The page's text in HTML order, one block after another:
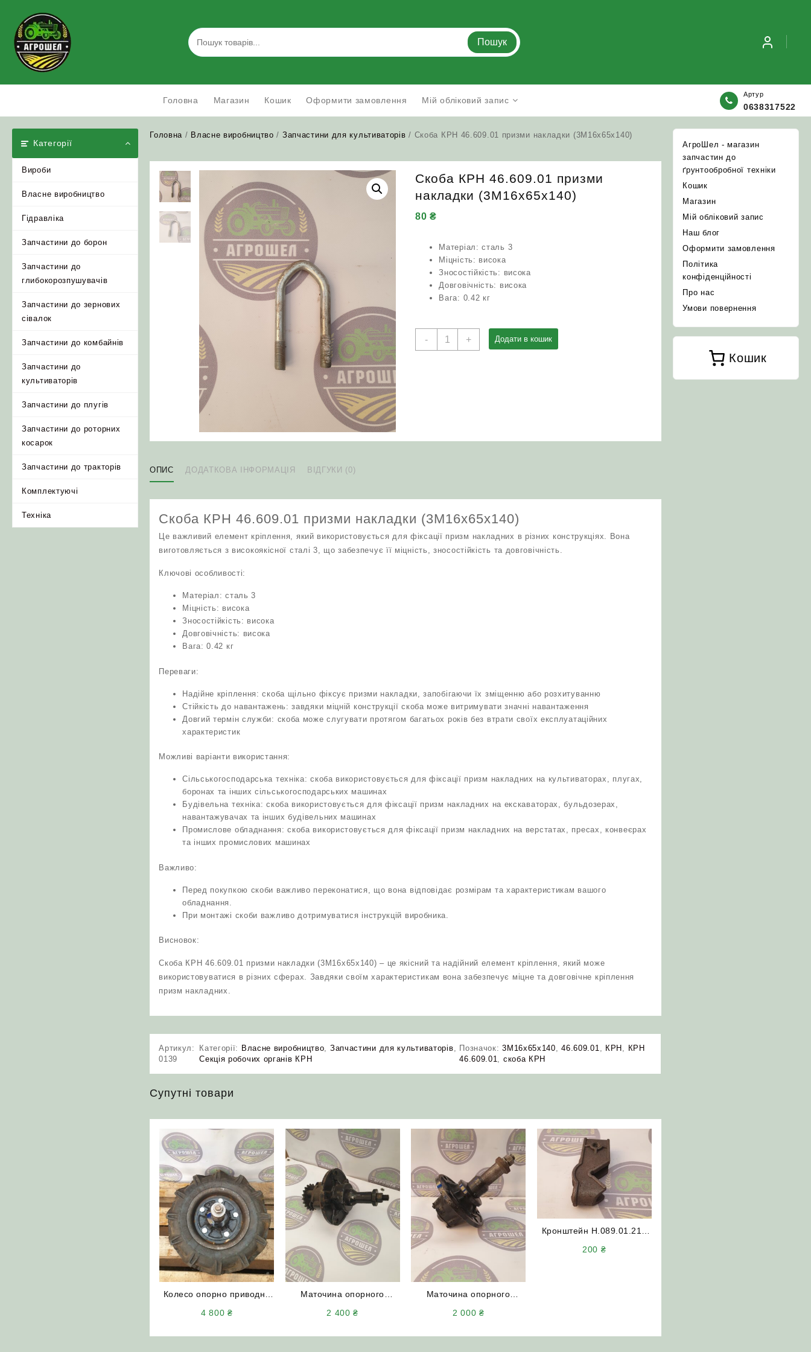
content
Пошук
Головна Магазин Кошик Оформити замовлення Мій обліковий запис
Артур
0638317522
Категорії
Вироби
Власне виробництво
Гідравліка
Запчастини до борон
Запчастини до
глибокорозпушувачів
Запчастини до зернових
сівалок
Запчастини до комбайнів
Запчастини до
культиваторів
Запчастини до плугів
Запчастини до роторних
косарок
Запчастини до тракторів
Комплектуючі
Техніка
Головна / Власне виробництво / Запчастини для культиваторів / Скоба КРН 46.609.01 призми накладки (3М16х65х140)
Скоба КРН 46.609.01 призми
накладки (3М16х65х140)
80₴
Матеріал: сталь 3
Міцність: висока
Зносостійкість: висока
Довговічність: висока
Вага: 0.42 кг
-
Скоба
+ Додати в кошик
ОПИС ДОДАТКОВА ІНФОРМАЦІЯ ВІДГУКИ (0)
Скоба КРН 46.609.01 призми накладки (3М16х65х140)
Це важливий елемент кріплення, який використовується для фіксації призм накладних в різних конструкціях. Вона
виготовляється з високоякісної сталі 3, що забезпечує її міцність, зносостійкість та довговічність.
Ключові особливості:
Матеріал: сталь 3
Міцність: висока
Зносостійкість: висока
Довговічність: висока
Вага: 0.42 кг
Переваги:
Надійне кріплення: скоба щільно фіксує призми накладки, запобігаючи їх зміщенню або розхитуванню
Стійкість до навантажень: завдяки міцній конструкції скоба може витримувати значні навантаження
Довгий термін служби: скоба може слугувати протягом багатьох років без втрати своїх експлуатаційних
характеристик
Можливі варіанти використання:
Сільськогосподарська техніка: скоба використовується для фіксації призм накладних на культиваторах, плугах,
боронах та інших сільськогосподарських машинах
Будівельна техніка: скоба використовується для фіксації призм накладних на екскаваторах, бульдозерах,
навантажувачах та інших будівельних машинах
Промислове обладнання: скоба використовується для фіксації призм накладних на верстатах, пресах, конвеєрах
та інших промислових машинах
Важливо:
Перед покупкою скоби важливо переконатися, що вона відповідає розмірам та характеристикам вашого
обладнання.
При монтажі скоби важливо дотримуватися інструкцій виробника.
Висновок:
Скоба КРН 46.609.01 призми накладки (3М16х65х140) – це якісний та надійний елемент кріплення, який може
використовуватися в різних сферах. Завдяки своїм характеристикам вона забезпечує міцне та довговічне кріплення
призм накладних.
Артикул:
0139
Категорії: Власне виробництво, Запчастини для культиваторів,
Секція робочих органів КРН
Позначок:3М16х65х140,46.609.01, КРН , КРН
46.609.01, скоба КРН
Супутні товари
Колесо опорно приводне
4 800 ₴
Маточина опорного
2 400₴
Маточина опорного
2 000 ₴
Кронштейн Н.089.01.215
200 ₴
АгроШел - магазин
запчастин до
ґрунтообробної техніки
Кошик
Магазин
Мій обліковий запис
Наш блог
Оформити замовлення
Політика
конфіденційності
Про нас
Умови повернення
Кошик